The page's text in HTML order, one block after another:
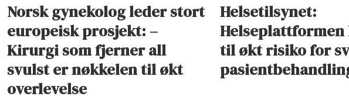
Norsk gynekolog leder stort
europeisk prosjekt: –
Kirurgi som fjerner all
svulst er nøkkelen til økt
overlevelse
Helsetilsynet:
til økt risiko for